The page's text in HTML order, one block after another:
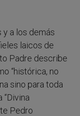
y a los demás
laicos de
Padre describe
“histórica, no
sino para toda
“Divina
Pedro